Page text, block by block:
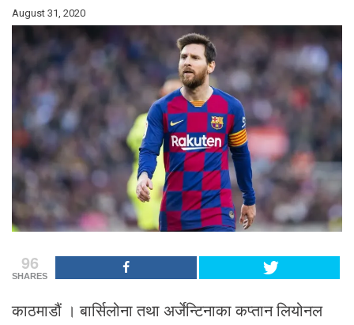
By
Bhindai
Kura
August 31, 2020
96
SHARES
काठमाडौं । बार्सिलोना तथा अर्जेन्टिनाका कप्तान लियोनल